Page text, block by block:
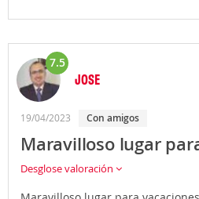
7.5
JOSE
19/04/2023 Con amigos
Maravilloso lugar
Desglose valoración